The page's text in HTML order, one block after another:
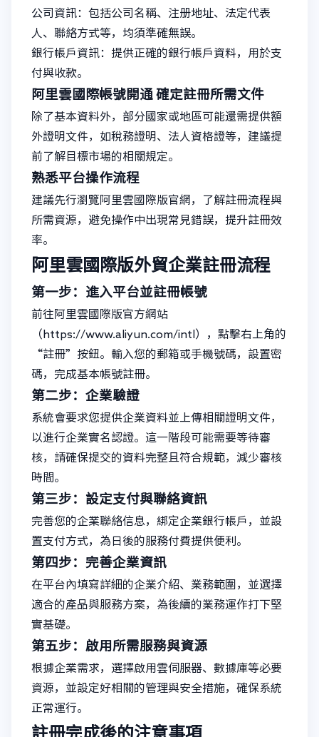
公司資訊：包括公司名稱、注册地址、法定代表
人、聯絡方式等，均須準確無誤。
銀行帳戶資訊：提供正確的銀行帳戶資料，用於支
付與收款。
阿里雲國際帳號開通 確定註冊所需文件
除了基本資料外，部分國家或地區可能還需提供額
外證明文件，如稅務證明、法人資格證等，建議提
前了解目標市場的相關規定。
熟悉平台操作流程
建議先行瀏覽阿里雲國際版官網，了解註冊流程與
所需資源，避免操作中出現常見錯誤，提升註冊效
率。
阿里雲國際版外貿企業註冊流程
第一步：進入平台並註冊帳號
前往阿里雲國際版官方網站
（https://www.aliyun.com/intl），點擊右上角的
“註冊”按鈕。輸入您的郵箱或手機號碼，設置密
碼，完成基本帳號註冊。
第二步：企業驗證
系統會要求您提供企業資料並上傳相關證明文件，
以進行企業實名認證。這一階段可能需要等待審
核，請確保提交的資料完整且符合規範，減少審核
時間。
第三步：設定支付與聯絡資訊
完善您的企業聯絡信息，綁定企業銀行帳戶，並設
置支付方式，為日後的服務付費提供便利。
第四步：完善企業資訊
在平台內填寫詳細的企業介紹、業務範圍，並選擇
適合的產品與服務方案，為後續的業務運作打下堅
實基礎。
第五步：啟用所需服務與資源
根據企業需求，選擇啟用雲伺服器、數據庫等必要
資源，並設定好相關的管理與安全措施，確保系統
正常運行。
註冊完成後的注意事項